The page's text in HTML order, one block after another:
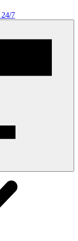
24/7